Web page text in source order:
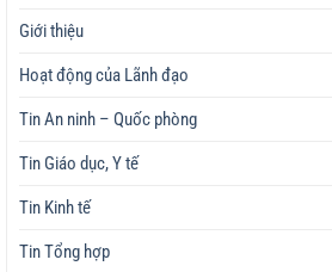
Giới thiệu
Hoạt động của Lãnh đạo
Tin An ninh – Quốc phòng
Tin Giáo dục, Y tế
Tin Kinh tế
Tin Tổng hợp